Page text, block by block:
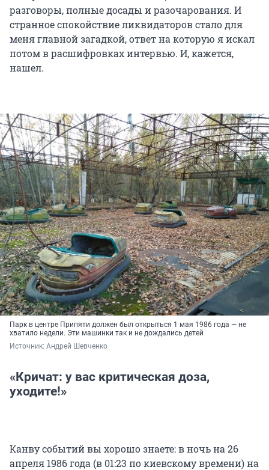
разговоры, полные досады и разочарования. И
странное спокойствие ликвидаторов стало для
меня главной загадкой, ответ на которую я искал
потом в расшифровках интервью. И, кажется,
нашел.
Парк в центре Припяти должен был открыться 1 мая 1986 года — не
хватило недели. Эти машинки так и не дождались детей
Источник: Андрей Шевченко
«Кричат: у вас критическая доза,
уходите!»
Канву событий вы хорошо знаете: в ночь на 26
апреля 1986 года (в 01:23 по киевскому времени) на